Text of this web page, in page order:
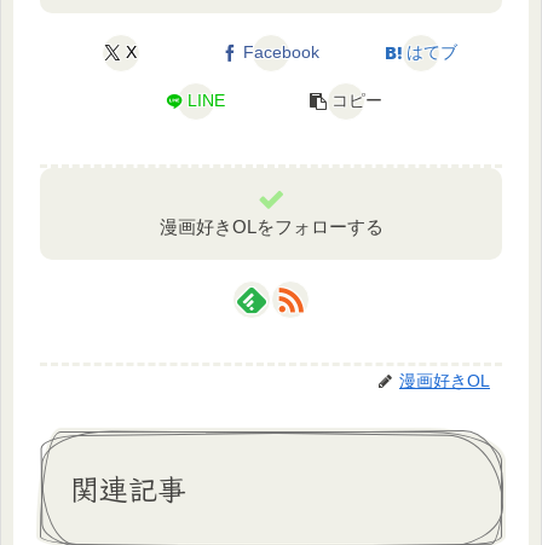
X Facebook はてブ
LINE コピー
漫画好きOLをフォローする
漫画好きOL
関連記事